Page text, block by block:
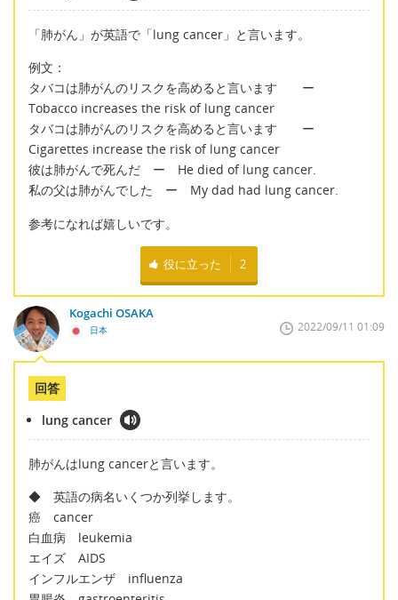
「肺がん」が英語で「lung cancer」と言います。
例文：
タバコは肺がんのリスクを高めると言います ー
Tobacco increases the risk of lung cancer
タバコは肺がんのリスクを高めると言います ー
Cigarettes increase the risk of lung cancer
彼は肺がんで死んだ ー He died of lung cancer.
私の父は肺がんでした ー My dad had lung cancer.
参考になれば嬉しいです。
役に立った 2
Kogachi OSAKA
日本 2022/09/11 01:09
回答
lung cancer
肺がんはlung cancerと言います。
◆ 英語の病名いくつか列挙します。
癌 cancer
白血病 leukemia
エイズ AIDS
インフルエンザ influenza